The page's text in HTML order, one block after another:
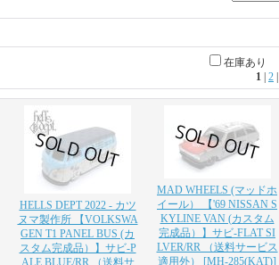
在庫あり
1 2
HELLS DEPT 2022 - カツ
ヌマ製作所 【VOLKSWA
GEN T1 PANEL BUS (カ
スタム完成品）】サビ-P
ALE BLUE/RR （送料サ
MAD WHEELS (マッドホ
イール） 【'69 NISSAN S
KYLINE VAN (カスタム
完成品）】サビ-FLAT SI
LVER/RR （送料サービス
適用外） [MH-285(KAT)]